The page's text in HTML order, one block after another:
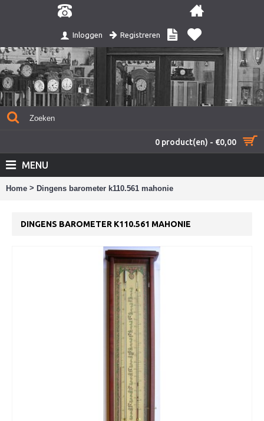
Inloggen Registreren
0 product(en) - €0,00
MENU
Home > Dingens barometer k110.561 mahonie
DINGENS BAROMETER K110.561 MAHONIE